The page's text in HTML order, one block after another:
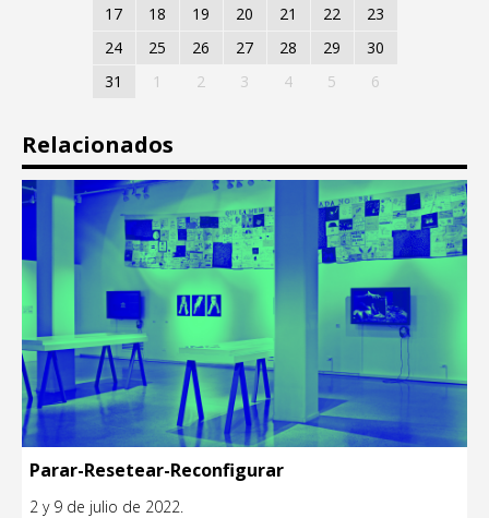
17 18 19 20 21 22
23
24
25 26 27 28 29
30
31
1 2 3 4 5 6
Relacionados
Parar-Resetear-Reconfigurar
2 y 9 de julio de 2022.